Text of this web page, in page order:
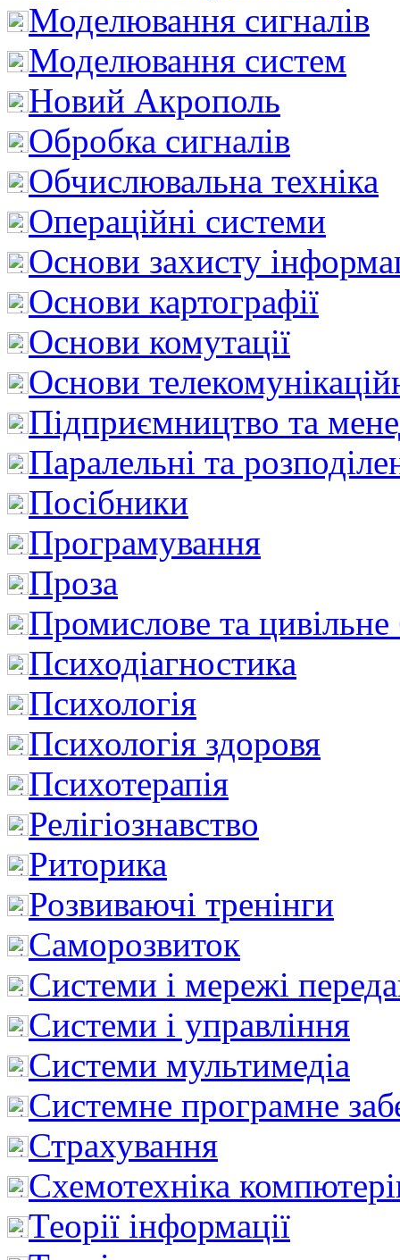
Моделювання сигналів
Моделювання систем
Новий Акрополь
Обробка сигналів
Обчислювальна техніка
Операційні системи
Основи захисту
Основи картографії
Основи комутації
Основи
Підприємництво та
Паралельні та
Посібники
Програмування
Проза
Промислове та цивільне
Психодіагностика
Психологія
Психологія здоровя
Психотерапія
Релігіознавство
Риторика
Розвиваючі тренінги
Саморозвиток
Системи і мережі
Системи і управління
Системи мультимедіа
Системне програмне
Страхування
Схемотехніка
Теорії інформації